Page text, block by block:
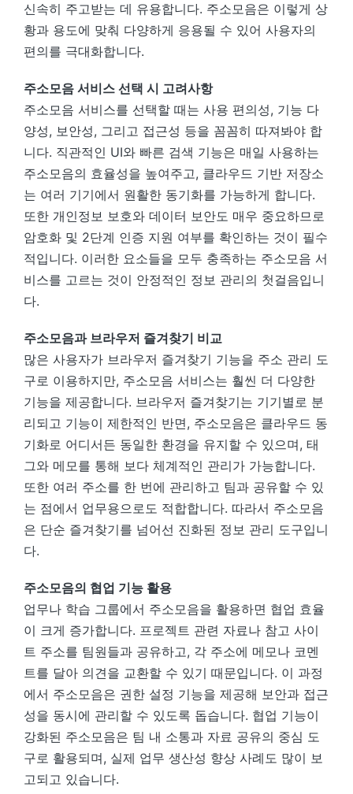
신속히 주고받는 데 유용합니다. 주소모음은 이렇게 상
황과 용도에 맞춰 다양하게 응용될 수 있어 사용자의
편의를 극대화합니다.
주소모음 서비스 선택 시 고려사항
주소모음 서비스를 선택할 때는 사용 편의성, 기능 다
양성, 보안성, 그리고 접근성 등을 꼼꼼히 따져봐야 합
니다. 직관적인 UI와 빠른 검색 기능은 매일 사용하는
주소모음의 효율성을 높여주고, 클라우드 기반 저장소
는 여러 기기에서 원활한 동기화를 가능하게 합니다.
또한 개인정보 보호와 데이터 보안도 매우 중요하므로
암호화 및 2단계 인증 지원 여부를 확인하는 것이 필수
적입니다. 이러한 요소들을 모두 충족하는 주소모음 서
비스를 고르는 것이 안정적인 정보 관리의 첫걸음입니
다.
주소모음과 브라우저 즐겨찾기 비교
많은 사용자가 브라우저 즐겨찾기 기능을 주소 관리 도
구로 이용하지만, 주소모음 서비스는 훨씬 더 다양한
기능을 제공합니다. 브라우저 즐겨찾기는 기기별로 분
리되고 기능이 제한적인 반면, 주소모음은 클라우드 동
기화로 어디서든 동일한 환경을 유지할 수 있으며, 태
그와 메모를 통해 보다 체계적인 관리가 가능합니다.
또한 여러 주소를 한 번에 관리하고 팀과 공유할 수 있
는 점에서 업무용으로도 적합합니다. 따라서 주소모음
은 단순 즐겨찾기를 넘어선 진화된 정보 관리 도구입니
다.
주소모음의 협업 기능 활용
업무나 학습 그룹에서 주소모음을 활용하면 협업 효율
이 크게 증가합니다. 프로젝트 관련 자료나 참고 사이
트 주소를 팀원들과 공유하고, 각 주소에 메모나 코멘
트를 달아 의견을 교환할 수 있기 때문입니다. 이 과정
에서 주소모음은 권한 설정 기능을 제공해 보안과 접근
성을 동시에 관리할 수 있도록 돕습니다. 협업 기능이
강화된 주소모음은 팀 내 소통과 자료 공유의 중심 도
구로 활용되며, 실제 업무 생산성 향상 사례도 많이 보
고되고 있습니다.